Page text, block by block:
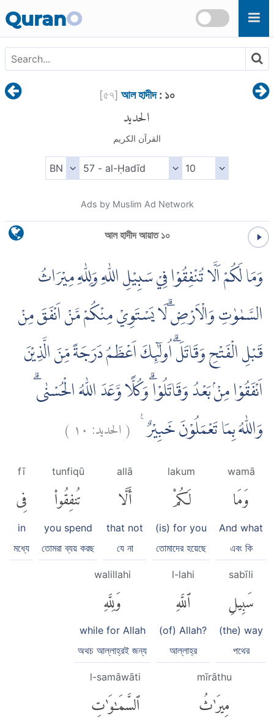
QuranO
[৫৭] আল হাদীদ: ১০
الحديد
القرآن الكريم
Ads by Muslim Ad Network
আল হাদীদ আয়াত ১০
وَمَا لَكُمْ اَلَّا تُنْفِقُوْا فِيْ سَبِيْلِ اللّٰهِ وَلِلّٰهِ مِيْرَاثُ
السَّمٰوٰتِ وَالْاَرْضِۗ لَا يَسْتَوِيْ مِنْكُمْ مَّنْ اَنْفَقَ مِنْ
قَبْلِ الْفَتْحِ وَقَاتَلَۗ اُولٰۤىِٕكَ اَعْظَمُ دَرَجَةً مِّنَ الَّذِيْنَ
اَنْفَقُوْا مِنْۢ بَعْدُ وَقَاتَلُوْاۗ وَكُلًّا وَّعَدَ اللّٰهُ الْحُسْنٰىۗ
وَاللّٰهُ بِمَا تَعْمَلُوْنَ خَبِيْرٌ ࣖ (الحديد: ١٠ )
wamā
وَمَا
And what
এবং কি
lakum
لَكُمْ
(is) for you
তোমাদের হয়েছে
allā
أَلَّا
that not
যে না
tunfiqū
تُنفِقُوا۟
you spend
তোমরা ব্যয় করছ
fī
فِى
in
মধ্যে
sabīli
سَبِيلِ
(the) way
পথের
l-lahi
ٱللَّهِ
(of) Allah?
আল্লাহ্‌র
walillahi
وَلِلَّهِ
while for Allah
অথচ আল্লাহ্‌রই জন্য
mīrāthu
مِيرَٰثُ
l-samāwāti
ٱلسَّمَٰوَٰتِ